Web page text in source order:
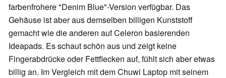
farbenfrohere "Denim Blue"-Version verfügbar. Das
Gehäuse ist aber aus demselben billigen Kunststoff
gemacht wie die anderen auf Celeron basierenden
Ideapads. Es schaut schön aus und zeigt keine
Fingerabdrücke oder Fettflecken auf, fühlt sich aber etwas
billig an. Im Vergleich mit dem Chuwi Laptop mit seinem